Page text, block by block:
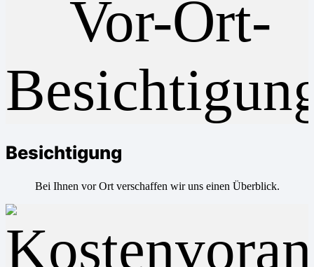
Besichtigung
Bei Ihnen vor Ort verschaffen wir uns einen Überblick.